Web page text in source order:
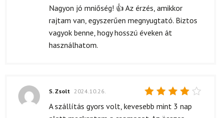
5/ 5
Nagyon jó mniőség! 👍 Az érzés, amikkor
rajtam van, egyszerűen megnyugtató. Biztos
vagyok benne, hogy hosszú éveken át
használhatom.
Értékelés:
S. Zsolt 2024.10.26.
A szállítás gyors volt, kevesebb mint 3 nap